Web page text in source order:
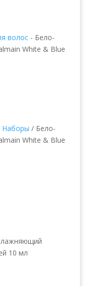
волос- Бело-
White & Blue
Наборы / Бело-
White & Blue
10 мл